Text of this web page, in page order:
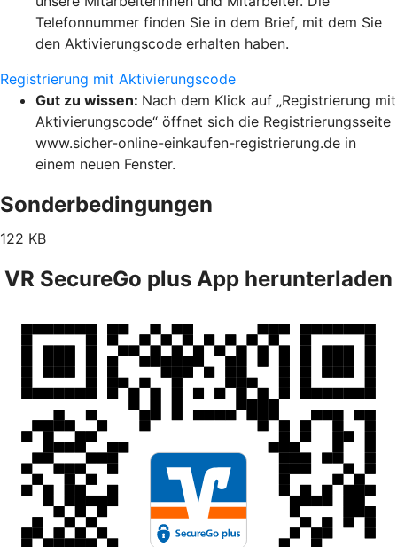
Telefonnummer finden Sie in dem Brief, mit dem Sie
den Aktivierungscode erhalten haben.
Registrierung mit Aktivierungscode
Gut zu wissen: Nach dem Klick auf „Registrierung mit
Aktivierungscode“ öffnet sich die Registrierungsseite
www.sicher-online-einkaufen-registrierung.de in
einem neuen Fenster.
Sonderbedingungen
122 KB
VR SecureGo plus App herunterladen